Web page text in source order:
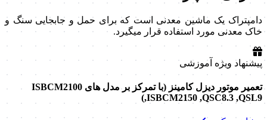
دامپتراک یک ماشین معدنی است که برای حمل و جابجایی سنگ و
خاک معدنی مورد استفاده قرار میگیرد.
پیشنهاد ویژه آموزشی
تعمیر موتور دیزل کامینز (با تمرکز بر مدل های ISBCM2100
,ISBCM2150 ,QSC8.3 ,QSL9)